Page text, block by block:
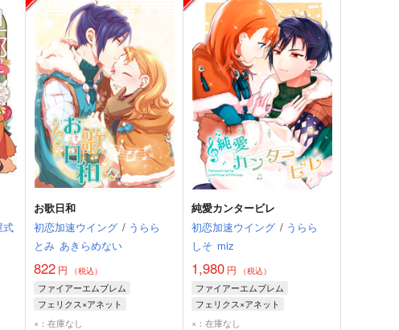
式
お歌日和
初恋加速ウイング / うらら
とみ あきらめない
822 円 （税込）
ファイアーエムブレム
フェリクス×アネット
フェリクス
×：在庫なし
純愛カンタービレ
初恋加速ウイング / うらら
しそ miz
1,980 円 （税込）
ファイアーエムブレム
フェリクス×アネット
フェリクス
×：在庫なし